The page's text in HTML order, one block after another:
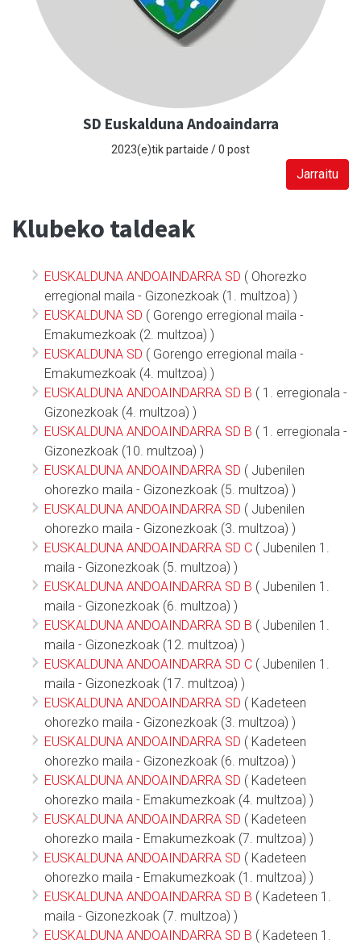
SD Euskalduna Andoaindarra
2023(e)tik partaide / 0 post
Jarraitu
Klubeko taldeak
EUSKALDUNA ANDOAINDARRA SD ( Ohorezko
erregional maila - Gizonezkoak (1. multzoa) )
EUSKALDUNA SD ( Gorengo erregional maila -
Emakumezkoak (2. multzoa) )
EUSKALDUNA SD ( Gorengo erregional maila -
Emakumezkoak (4. multzoa) )
EUSKALDUNA ANDOAINDARRA SD B ( 1. erregionala -
Gizonezkoak (4. multzoa) )
EUSKALDUNA ANDOAINDARRA SD B ( 1. erregionala -
Gizonezkoak (10. multzoa) )
EUSKALDUNA ANDOAINDARRA SD ( Jubenilen
ohorezko maila - Gizonezkoak (5. multzoa) )
EUSKALDUNA ANDOAINDARRA SD ( Jubenilen
ohorezko maila - Gizonezkoak (3. multzoa) )
EUSKALDUNA ANDOAINDARRA SD C ( Jubenilen 1.
maila - Gizonezkoak (5. multzoa) )
EUSKALDUNA ANDOAINDARRA SD B ( Jubenilen 1.
maila - Gizonezkoak (6. multzoa) )
EUSKALDUNA ANDOAINDARRA SD B ( Jubenilen 1.
maila - Gizonezkoak (12. multzoa) )
EUSKALDUNA ANDOAINDARRA SD C ( Jubenilen 1.
maila - Gizonezkoak (17. multzoa) )
EUSKALDUNA ANDOAINDARRA SD ( Kadeteen
ohorezko maila - Gizonezkoak (3. multzoa) )
EUSKALDUNA ANDOAINDARRA SD ( Kadeteen
ohorezko maila - Gizonezkoak (6. multzoa) )
EUSKALDUNA ANDOAINDARRA SD ( Kadeteen
ohorezko maila - Emakumezkoak (4. multzoa) )
EUSKALDUNA ANDOAINDARRA SD ( Kadeteen
ohorezko maila - Emakumezkoak (7. multzoa) )
EUSKALDUNA ANDOAINDARRA SD ( Kadeteen
ohorezko maila - Emakumezkoak (1. multzoa) )
EUSKALDUNA ANDOAINDARRA SD B ( Kadeteen 1.
maila - Gizonezkoak (7. multzoa) )
EUSKALDUNA ANDOAINDARRA SD B ( Kadeteen 1.